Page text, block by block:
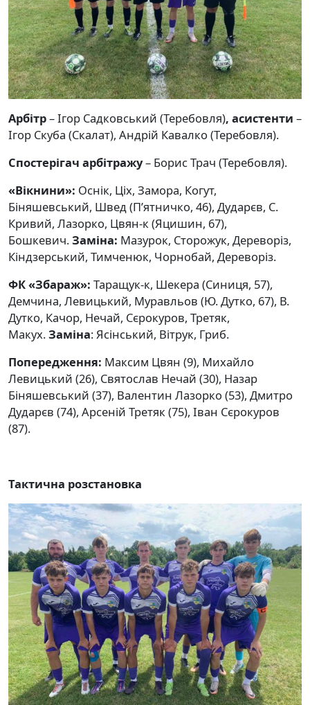
Арбітр– Ігор Садковський (Теребовля), асистенти –
Ігор Скуба (Скалат), Андрій Кавалко (Теребовля).
Спостерігач арбітражу– Борис Трач (Теребовля).
«Вікнини»: Оснік, Ціх, Замора, Когут,
Біняшевський, Швед (П’ятничко, 46), Дударєв, С.
Кривий, Лазорко, Цвян-к (Яцишин, 67),
Бошкевич.Заміна: Мазурок, Сторожук, Дереворіз,
Кіндзерський, Тимченюк, Чорнобай, Дереворіз.
ФК «Збараж»: Таращук-к, Шекера (Синиця, 57),
Демчина, Левицький, Муравльов (Ю. Дутко, 67), В.
Дутко, Качор, Нечай, Сєрокуров, Третяк,
Макух.Заміна: Ясінський, Вітрук, Гриб.
Попередження: Максим Цвян (9), Михайло
Левицький (26), Святослав Нечай (30), Назар
Біняшевський (37), Валентин Лазорко (53), Дмитро
Дударєв (74), Арсеній Третяк (75), Іван Сєрокуров
(87).
Тактична розстановка